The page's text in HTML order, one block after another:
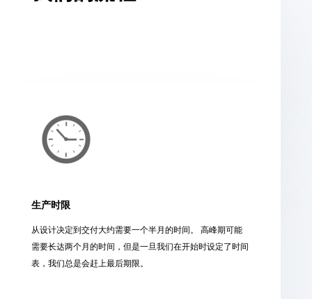
生产时限
从设计决定到交付大约需要一个半月的时间。 高峰期可能
需要长达两个月的时间，但是一旦我们在开始时设定了时间
表，我们总是会赶上最后期限。